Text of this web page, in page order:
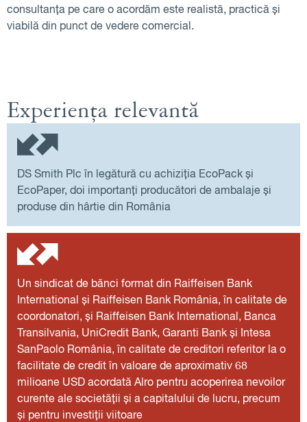
consultanța pe care o acordăm este realistă, practică și
viabilă din punct de vedere comercial.
Experiența relevantă
DS Smith Plc în legătură cu achiziția EcoPack și
EcoPaper, doi importanți producători de ambalaje și
produse din hârtie din România
Un sindicat de bănci format din Raiffeisen Bank
International și Raiffeisen Bank România, în calitate de
coordonatori, și Raiffeisen Bank International, Banca
Transilvania, UniCredit Bank, Garanti Bank și Intesa
SanPaolo România, în calitate de creditori referitor la o
facilitate de credit în valoare de aproximativ 68
milioane USD acordată Alro pentru acoperirea nevoilor
curente ale societății și a capitalului de lucru, precum
și pentru investiții viitoare